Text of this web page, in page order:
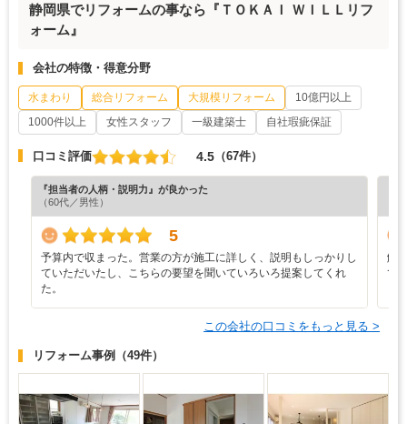
静岡県でリフォームの事なら『ＴＯＫＡＩ ＷＩＬＬリフ
ォーム』
会社の特徴・得意分野
水まわり 総合リフォーム 大規模リフォーム
10億円以上
1000件以上
女性スタッフ 一級建築士 自社瑕疵保証
口コミ評価 4.5 （67件）
『担当者の人柄・説明力』が良かった
（60代／男性）
5
予算内で収まった。営業の方が施工に詳しく、説明もしっかりし
ていただいたし、こちらの要望を聞いていろいろ提案してくれ
た。
解
て
この会社の口コミをもっと見る >
リフォーム事例 （49件）